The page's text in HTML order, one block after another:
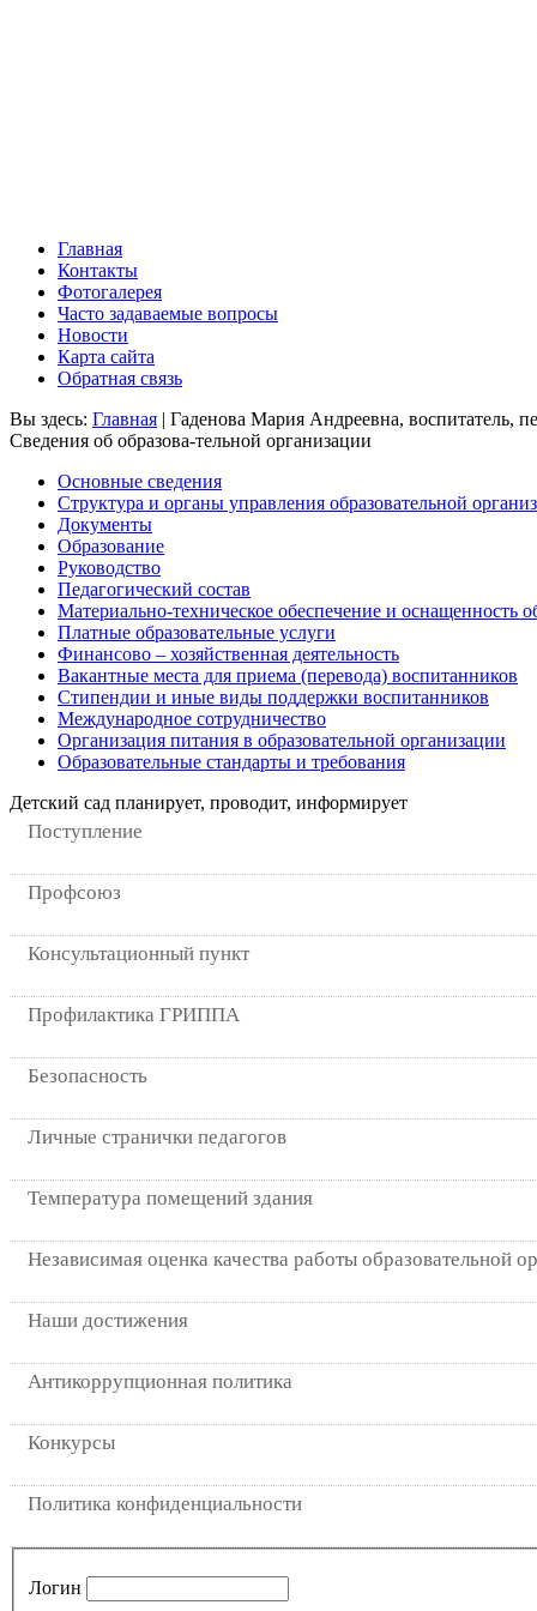
Главная
Контакты
Фотогалерея
Часто задаваемые вопросы
Новости
Карта сайта
Обратная связь
Вы здесь: Главная | Гаденова Мария Андреевна, воспитатель,
Сведения об образова-тельной организации
Основные сведения
Структура и органы управления образовательной
Документы
Образование
Руководство
Педагогический состав
Материально-техническое обеспечение и оснащенность
Платные образовательные услуги
Финансово – хозяйственная деятельность
Вакантные места для приема (перевода) воспитанников
Стипендии и иные виды поддержки воспитанников
Международное сотрудничество
Организация питания в образовательной организации
Образовательные стандарты и требования
Детский сад планирует, проводит, информирует
Поступление
Профсоюз
Консультационный пункт
Профилактика ГРИППА
Безопасность
Личные странички педагогов
Температура помещений здания
Независимая оценка качества работы образовательной
Наши достижения
Антикоррупционная политика
Конкурсы
Политика конфиденциальности
Логин